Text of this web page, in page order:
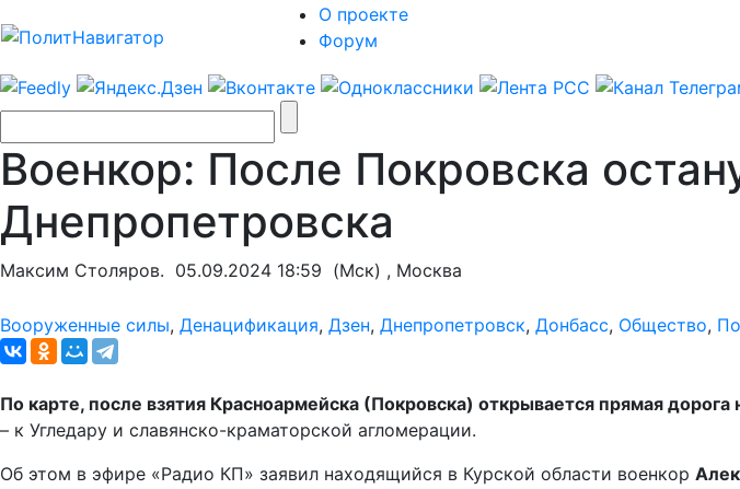
О проекте
Форум
Военкор: После Покровска
Днепропетровска
Максим Столяров. 05.09.2024 18:59 (Мск) , Москва
Вооруженные силы, Денацификация, Дзен, Днепропетровск, Донбасс, Общество,
По карте, после взятия Красноармейска (Покровска) открывается прямая дорога
– к Угледару и славянско-краматорской агломерации.
Об этом в эфире «Радио КП» заявил находящийся в Курской области военкор